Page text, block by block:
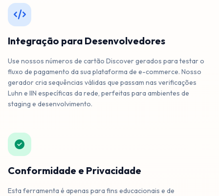
6523 7529 3867 0032
DISCOVER
Integração para Desenvolvedores
Use nossos números de cartão Discover gerados para testar o
fluxo de pagamento da sua plataforma de e-commerce. Nosso
gerador cria sequências válidas que passam nas verificações
Luhn e IIN específicas da rede, perfeitas para ambientes de
staging e desenvolvimento.
Conformidade e Privacidade
Esta ferramenta é apenas para fins educacionais e de